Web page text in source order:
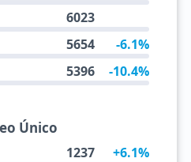
6023
5654 -6.1%
5396 -10.4%
Único
1237 +6.1%